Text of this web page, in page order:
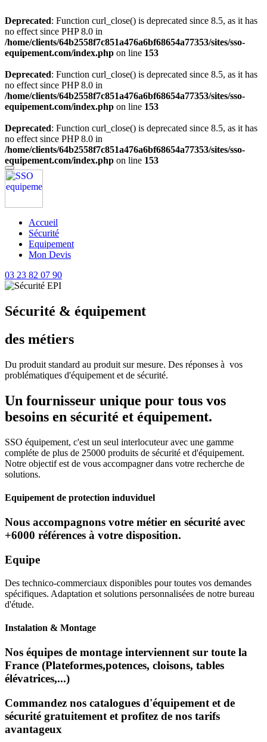
Deprecated: Function curl_close() is deprecated since 8.5, as it has
no effect since PHP 8.0 in
/home/clients/64b2558f7c851a476a6bf68654a77353/sites/sso-
equipement.com/index.php on line 153
Deprecated: Function curl_close() is deprecated since 8.5, as it has
no effect since PHP 8.0 in
/home/clients/64b2558f7c851a476a6bf68654a77353/sites/sso-
equipement.com/index.php on line 153
Deprecated: Function curl_close() is deprecated since 8.5, as it has
no effect since PHP 8.0 in
/home/clients/64b2558f7c851a476a6bf68654a77353/sites/sso-
equipement.com/index.php on line 153
Accueil
Sécurité
Equipement
Mon Devis
03 23 82 07 90
Sécurité & équipement
des métiers
Du produit standard au produit sur mesure. Des réponses à vos
problématiques d'équipement et de sécurité.
Un fournisseur unique pour tous vos
besoins en sécurité et équipement.
SSO équipement, c'est un seul interlocuteur avec une gamme
compléte de plus de 25000 produits de sécurité et d'équipement.
Notre objectif est de vous accompagner dans votre recherche de
solutions.
Equipement de protection induviduel
Nous accompagnons votre métier en sécurité avec
+6000 références à votre disposition.
Equipe
Des technico-commerciaux disponibles pour toutes vos demandes
spécifiques. Adaptation et solutions personnalisées de notre bureau
d'étude.
Instalation & Montage
Nos équipes de montage interviennent sur toute la
France (Plateformes,potences, cloisons, tables
élévatrices,...)
Commandez nos catalogues d'équipement et de
sécurité gratuitement et profitez de nos tarifs
avantageux